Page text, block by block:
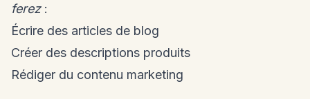
ferez:
Écrire des articles de blog
Créer des descriptions produits
Rédiger du contenu marketing